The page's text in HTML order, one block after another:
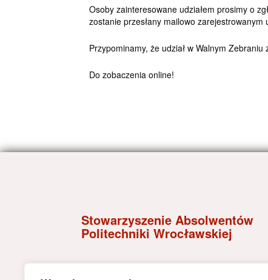
Osoby zainteresowane udziałem prosimy o
zostanie przesłany mailowo
Przypominamy, że udział w Walnym
Do zobaczenia online!
Stowarzyszenie Absolwentów
Politechniki Wrocławskiej